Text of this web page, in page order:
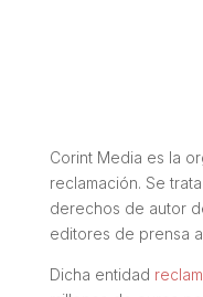
Corint Media es la
reclamación. Se
derechos de autor
editores de prensa
Dicha entidad